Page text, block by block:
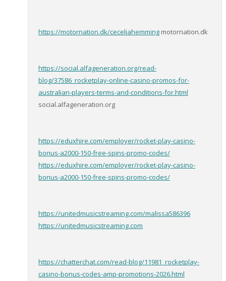
https://motornation.dk/ceceliahemming motornation.dk
https://social.alfageneration.org/read-
blog/37586_rocketplay-online-casino-promos-for-
australian-players-terms-and-conditions-for.html
social.alfageneration.org
https://eduxhire.com/employer/rocket-play-casino-
bonus-a2000-150-free-spins-promo-codes/
https://eduxhire.com/employer/rocket-play-casino-
bonus-a2000-150-free-spins-promo-codes/
https://unitedmusicstreaming.com/malissa586396
https://unitedmusicstreaming.com
https://chatterchat.com/read-blog/11981_rocketplay-
casino-bonus-codes-amp-promotions-2026.html